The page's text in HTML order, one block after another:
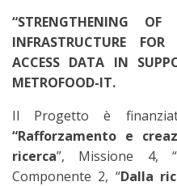
“STRENGTHENING
INFRASTRUCTURE
ACCESS DATA IN
METROFOOD-IT.
Il Progetto è
“Rafforzamento e
ricerca”, Missione 4, “
Componente 2, “Dalla